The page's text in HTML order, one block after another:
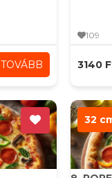
TOVÁBB
109
3140
32